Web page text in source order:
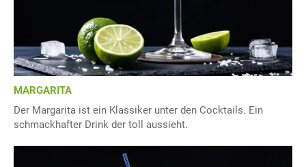
MARGARITA
Der Margarita ist ein Klassiker unter den Cocktails. Ein
schmackhafter Drink der toll aussieht.